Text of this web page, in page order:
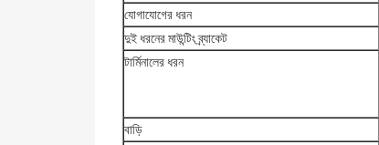
যোগাযোগের ধরন
দুই ধরনের মাউন্টিং ব্র্যাকেট
টার্মিনালের ধরন
বাড়ি